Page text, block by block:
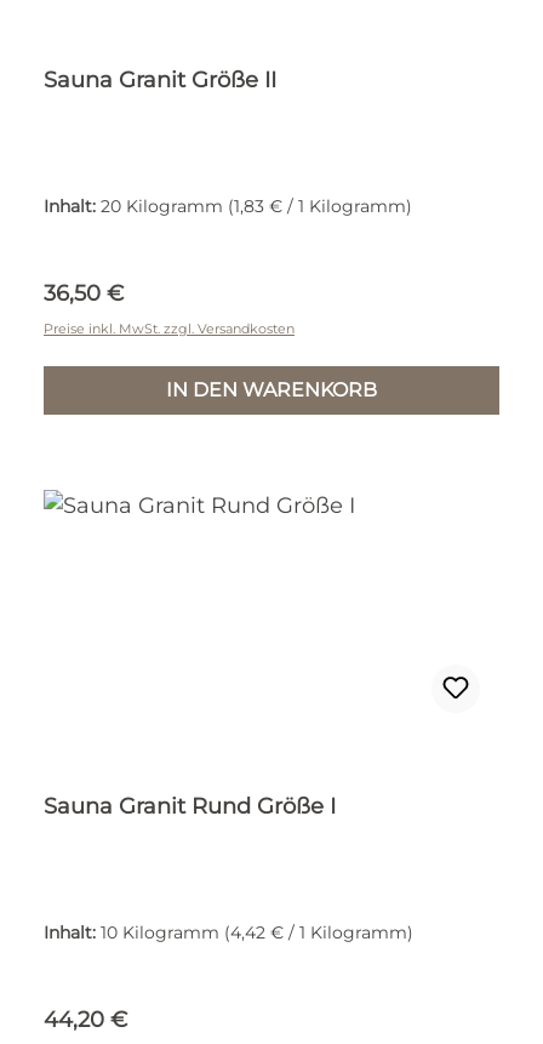
Sauna Granit Größe II
Inhalt: 20 Kilogramm (1,83 € / 1 Kilogramm)
Regulärer Preis:
36,50 €
Preise inkl. MwSt. zzgl. Versandkosten
IN DEN WARENKORB
Sauna Granit Rund Größe I
Inhalt: 10 Kilogramm (4,42 € / 1 Kilogramm)
Regulärer Preis:
44,20 €